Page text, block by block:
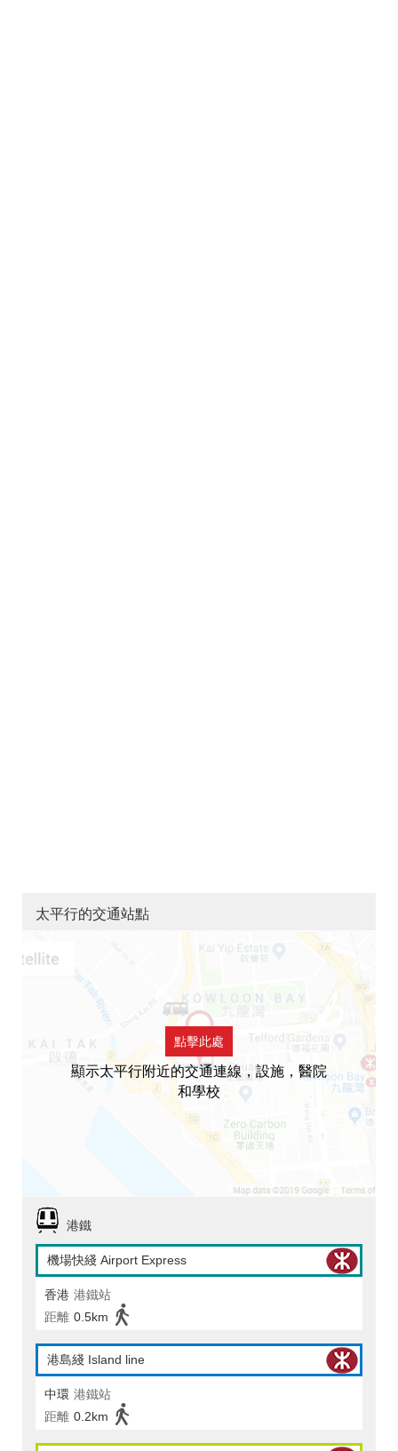
太平行的交通站點
點擊此處
顯示太平行附近的交通連線，設施，醫院
和學校
港鐵
機場快綫 Airport Express
香港 港鐵站
距離 0.5km
港島綫 Island line
中環 港鐵站
距離 0.2km